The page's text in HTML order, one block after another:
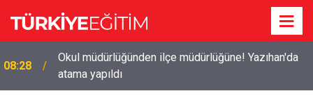
08:28
Okul müdürlüğünden ilçe müdürlüğüne! Yazıhan'da
atama yapıldı